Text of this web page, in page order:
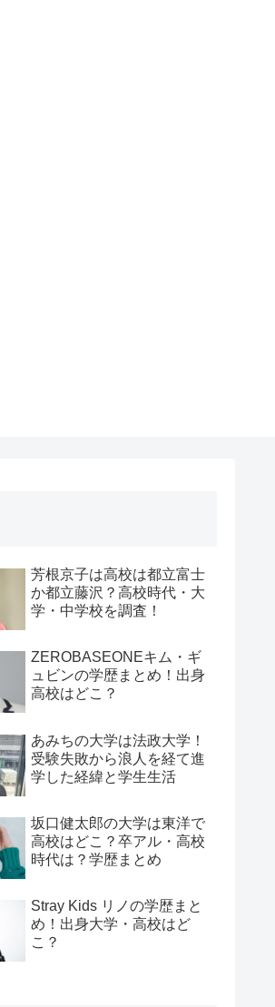
芳根京子は高校は都立富士
か都立藤沢？高校時代・大
学・中学校を調査！
ZEROBASEONEキム・ギ
ュビンの学歴まとめ！出身
高校はどこ？
あみちの大学は法政大学！
受験失敗から浪人を経て進
学した経緯と学生生活
坂口健太郎の大学は東洋で
高校はどこ？卒アル・高校
時代は？学歴まとめ
Stray Kids リノの学歴まと
め！出身大学・高校はど
こ？